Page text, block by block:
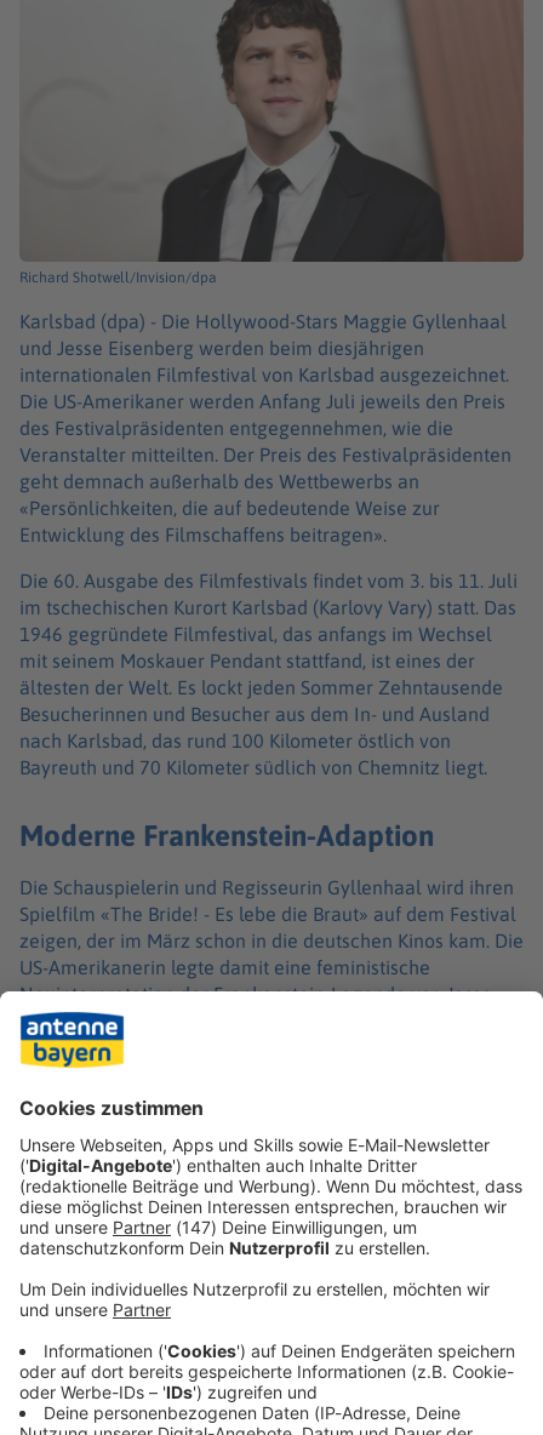
Richard Shotwell/Invision/dpa
Karlsbad (dpa) - Die Hollywood-Stars Maggie Gyllenhaal
und Jesse Eisenberg werden beim diesjährigen
internationalen Filmfestival von Karlsbad ausgezeichnet.
Die US-Amerikaner werden Anfang Juli jeweils den Preis
des Festivalpräsidenten entgegennehmen, wie die
Veranstalter mitteilten. Der Preis des Festivalpräsidenten
geht demnach außerhalb des Wettbewerbs an
«Persönlichkeiten, die auf bedeutende Weise zur
Entwicklung des Filmschaffens beitragen».
Die 60. Ausgabe des Filmfestivals findet vom 3. bis 11. Juli
im tschechischen Kurort Karlsbad (Karlovy Vary) statt. Das
1946 gegründete Filmfestival, das anfangs im Wechsel
mit seinem Moskauer Pendant stattfand, ist eines der
ältesten der Welt. Es lockt jeden Sommer Zehntausende
Besucherinnen und Besucher aus dem In- und Ausland
nach Karlsbad, das rund 100 Kilometer östlich von
Bayreuth und 70 Kilometer südlich von Chemnitz liegt.
Moderne Frankenstein-Adaption
Die Schauspielerin und Regisseurin Gyllenhaal wird ihren
Spielfilm «The Bride! - Es lebe die Braut» auf dem Festival
zeigen, der im März schon in die deutschen Kinos kam. Die
US-Amerikanerin legte damit eine feministische
Neuinterpretation der Frankenstein-Legende vor. Jesse
Eisenberg machte sich einen Namen als Mark Zuckerberg
in dem Drama «The Social Network». In Karlsbad wird er
in dem weniger bekannten Thriller «The Double» von
2013 zu sehen sein.